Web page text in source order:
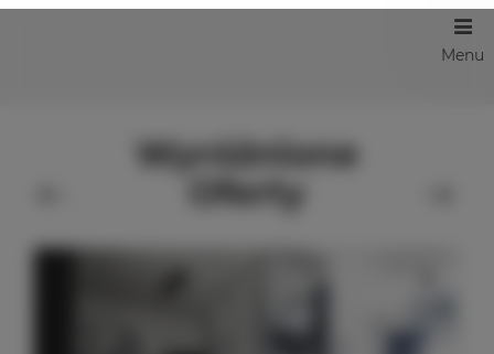
Menu
Wyróżnione
Oferty